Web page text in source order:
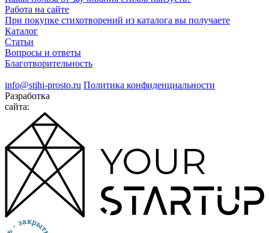
Работа на сайте
При покупке стихотворений из каталога вы получаете
Каталог
Статьи
Вопросы и ответы
Благотворительность
info@stihi-prosto.ru Политика конфиденциальности
Разработка
сайта: